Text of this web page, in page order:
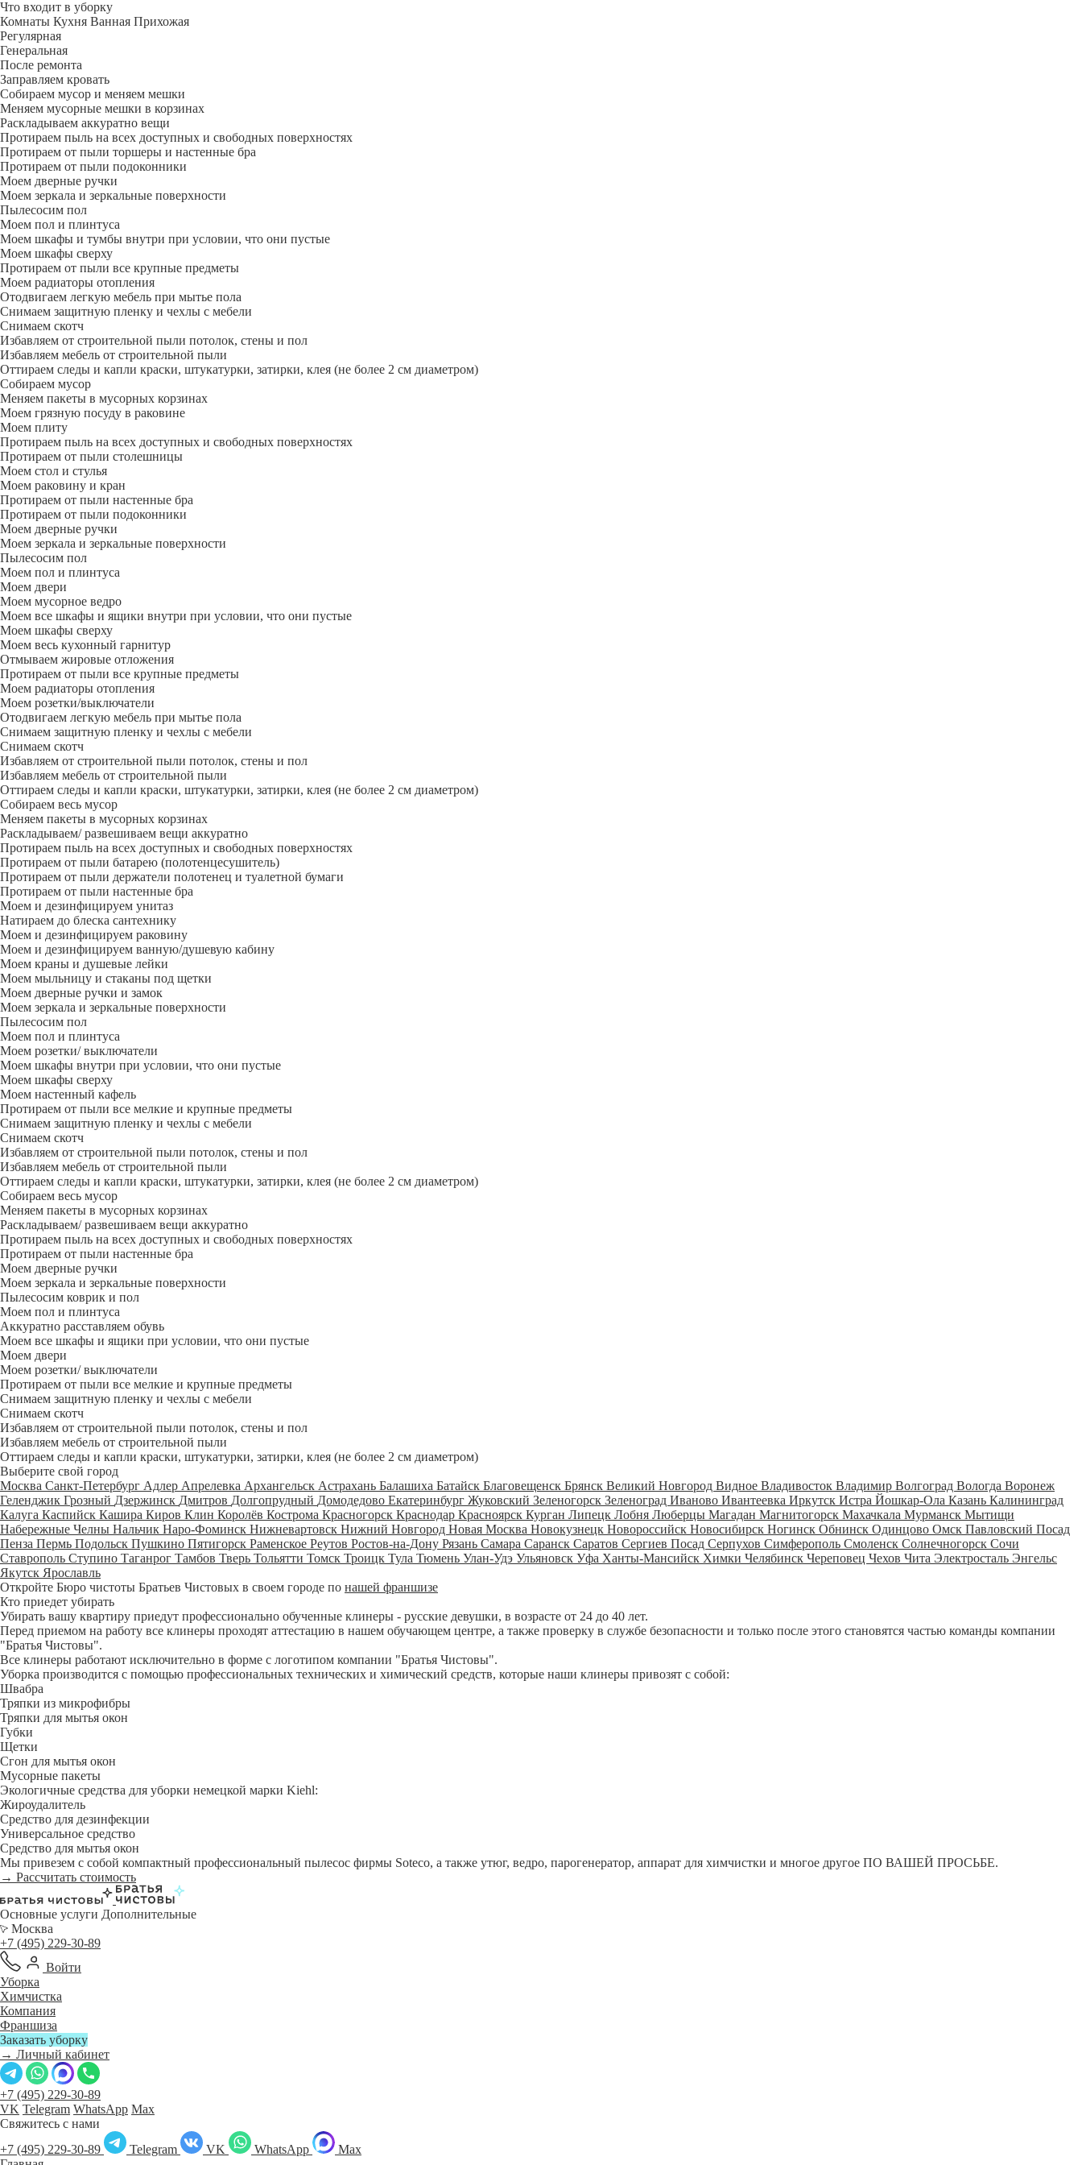
Что входит в уборку
Регу­лярная
Гене­ральная
После ремонта
Заправляем кровать
Собираем мусор и меняем мешки
Меняем мусорные мешки в корзинах
Раскладываем аккуратно вещи
Протираем пыль на всех доступных и свободных поверхностях
Протираем от пыли торшеры и настенные бра
Протираем от пыли подоконники
Моем дверные ручки
Моем зеркала и зеркальные поверхности
Пылесосим пол
Моем пол и плинтуса
Моем шкафы и тумбы внутри при условии, что они пустые
Моем шкафы сверху
Протираем от пыли все крупные предметы
Моем радиаторы отопления
Отодвигаем легкую мебель при мытье пола
Снимаем защитную пленку и чехлы с мебели
Снимаем скотч
Избавляем от строительной пыли потолок, стены и пол
Избавляем мебель от строительной пыли
Оттираем следы и капли краски, штукатурки, затирки, клея (не более 2 см диаметром)
Собираем мусор
Меняем пакеты в мусорных корзинах
Моем грязную посуду в раковине
Моем плиту
Протираем пыль на всех доступных и свободных поверхностях
Протираем от пыли столешницы
Моем стол и стулья
Моем раковину и кран
Протираем от пыли настенные бра
Протираем от пыли подоконники
Моем дверные ручки
Моем зеркала и зеркальные поверхности
Пылесосим пол
Моем пол и плинтуса
Моем двери
Моем мусорное ведро
Моем все шкафы и ящики внутри при условии, что они пустые
Моем шкафы сверху
Моем весь кухонный гарнитур
Отмываем жировые отложения
Протираем от пыли все крупные предметы
Моем радиаторы отопления
Моем розетки/выключатели
Отодвигаем легкую мебель при мытье пола
Снимаем защитную пленку и чехлы с мебели
Снимаем скотч
Избавляем от строительной пыли потолок, стены и пол
Избавляем мебель от строительной пыли
Оттираем следы и капли краски, штукатурки, затирки, клея (не более 2 см диаметром)
Собираем весь мусор
Меняем пакеты в мусорных корзинах
Раскладываем/ развешиваем вещи аккуратно
Протираем пыль на всех доступных и свободных поверхностях
Протираем от пыли батарею (полотенцесушитель)
Протираем от пыли держатели полотенец и туалетной бумаги
Протираем от пыли настенные бра
Моем и дезинфицируем унитаз
Натираем до блеска сантехнику
Моем и дезинфицируем раковину
Моем и дезинфицируем ванную/душевую кабину
Моем краны и душевые лейки
Моем мыльницу и стаканы под щетки
Моем дверные ручки и замок
Моем зеркала и зеркальные поверхности
Пылесосим пол
Моем пол и плинтуса
Моем розетки/ выключатели
Моем шкафы внутри при условии, что они пустые
Моем шкафы сверху
Моем настенный кафель
Протираем от пыли все мелкие и крупные предметы
Снимаем защитную пленку и чехлы с мебели
Снимаем скотч
Избавляем от строительной пыли потолок, стены и пол
Избавляем мебель от строительной пыли
Оттираем следы и капли краски, штукатурки, затирки, клея (не более 2 см диаметром)
Собираем весь мусор
Меняем пакеты в мусорных корзинах
Раскладываем/ развешиваем вещи аккуратно
Протираем пыль на всех доступных и свободных поверхностях
Протираем от пыли настенные бра
Моем дверные ручки
Моем зеркала и зеркальные поверхности
Пылесосим коврик и пол
Моем пол и плинтуса
Аккуратно расставляем обувь
Моем все шкафы и ящики при условии, что они пустые
Моем двери
Моем розетки/ выключатели
Протираем от пыли все мелкие и крупные предметы
Снимаем защитную пленку и чехлы с мебели
Снимаем скотч
Избавляем от строительной пыли потолок, стены и пол
Избавляем мебель от строительной пыли
Оттираем следы и капли краски, штукатурки, затирки, клея (не более 2 см диаметром)
Выберите свой город
Москва Санкт-Петербург Адлер Апрелевка Архангельск Астрахань Балашиха Батайск Благовещенск Брянск Великий Новгород Видное Владивосток Владимир Волгоград Вологда Воронеж
Геленджик Грозный Дзержинск Дмитров Долгопрудный Домодедово Екатеринбург Жуковский Зеленогорск Зеленоград Иваново Ивантеевка Иркутск Истра Йошкар-Ола Казань Калининград
Калуга Каспийск Кашира Киров Клин Королёв Кострома Красногорск Краснодар Красноярск Курган Липецк Лобня Люберцы Магадан Магнитогорск Махачкала Мурманск Мытищи
Набережные Челны Нальчик Наро-Фоминск Нижневартовск Нижний Новгород Новая Москва Новокузнецк Новороссийск Новосибирск Ногинск Обнинск Одинцово Омск Павловский Посад
Пенза Пермь Подольск Пушкино Пятигорск Раменское Реутов Ростов-на-Дону Рязань Самара Саранск Саратов Сергиев Посад Серпухов Симферополь Смоленск Солнечногорск Сочи
Ставрополь Ступино Таганрог Тамбов Тверь Тольятти Томск Троицк Тула Тюмень Улан-Удэ Ульяновск Уфа Ханты-Мансийск Химки Челябинск Череповец Чехов Чита Электросталь Энгельс
Якутск Ярославль
Откройте Бюро чистоты Братьев Чистовых в своем городе по нашей франшизе
Кто приедет убирать
Убирать вашу квартиру приедут профессионально обученные клинеры - русские девушки, в возрасте от 24 до 40 лет.
Перед приемом на работу все клинеры проходят аттестацию в нашем обучающем центре, а также проверку в службе безопасности и только после этого становятся частью команды компании
"Братья Чистовы".
Все клинеры работают исключительно в форме с логотипом компании "Братья Чистовы".
Уборка производится с помощью профессиональных технических и химический средств, которые наши клинеры привозят с собой:
Швабра
Тряпки из микрофибры
Тряпки для мытья окон
Губки
Щетки
Сгон для мытья окон
Мусорные пакеты
Экологичные средства для уборки немецкой марки Kiehl:
Жироудалитель
Средство для дезинфекции
Универсальное средство
Средство для мытья окон
Мы привезем с собой компактный профессиональный пылесос фирмы Soteco, а также утюг, ведро, парогенератор, аппарат для химчистки и многое другое ПО ВАШЕЙ ПРОСЬБЕ.
→ Рассчитать стоимость
Основные услуги Дополнительные
Москва
+7 (495) 229-30-89
Войти
Уборка
Химчистка
Компания
Франшиза
Заказать уборку
→ Личный кабинет
+7 (495) 229-30-89
VK Telegram WhatsApp Max
Свяжитесь с нами
+7 (495) 229-30-89
Telegram VK WhatsApp
Max